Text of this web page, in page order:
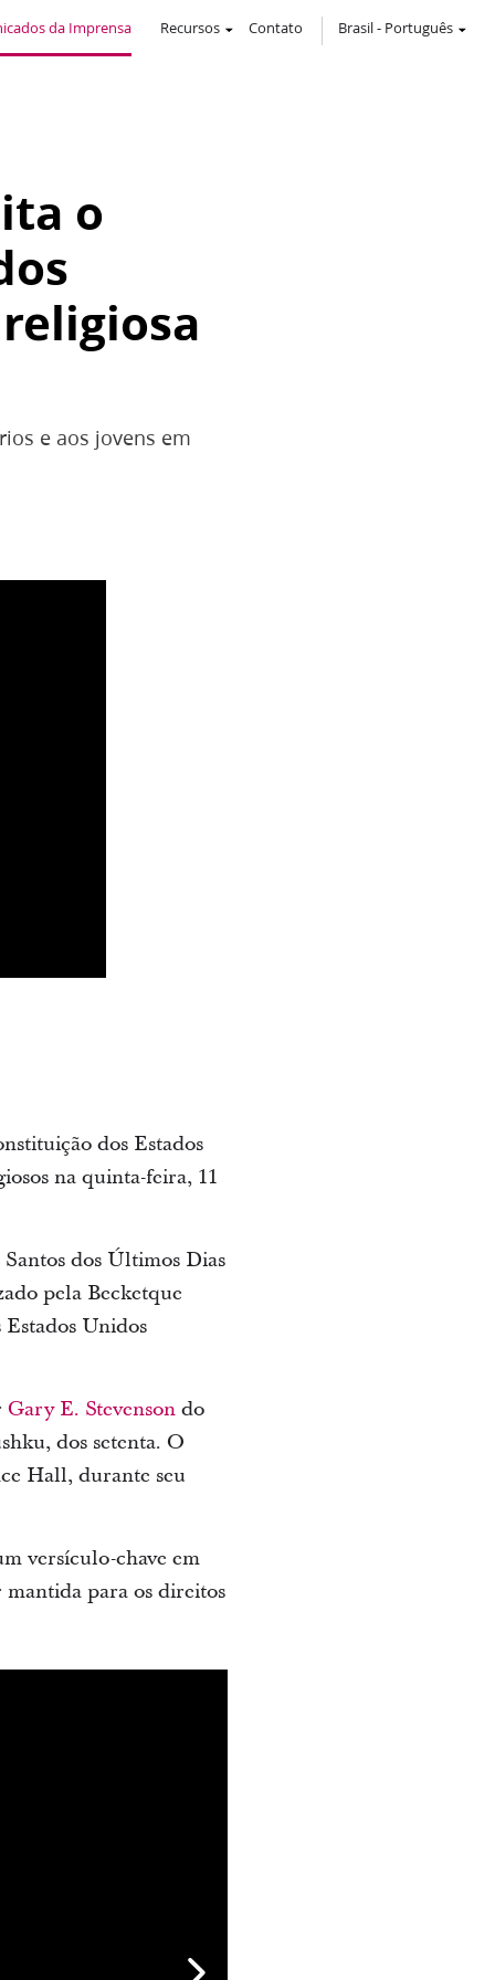
da Imprensa Recursos Contato Brasil- Português
o
e aos jovens em
dos Estados
na quinta-feira, 11
dos Últimos Dias
pela Becketque
Unidos
Gary E. Stevensondo
dos setenta. O
Hall, durante seu
versículo-chave em
mantida para os direitos